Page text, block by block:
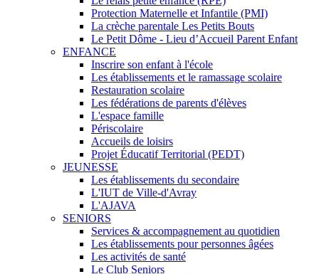
Protection Maternelle et Infantile (PMI)
La crèche parentale Les Petits Bouts
Le Petit Dôme - Lieu d’Accueil Parent Enfant
ENFANCE
Inscrire son enfant à l'école
Les établissements et le ramassage scolaire
Restauration scolaire
Les fédérations de parents d'élèves
L'espace famille
Périscolaire
Accueils de loisirs
Projet Éducatif Territorial (PEDT)
JEUNESSE
Les établissements du secondaire
L'IUT de Ville-d'Avray
L'AJAVA
SENIORS
Services & accompagnement au quotidien
Les établissements pour personnes âgées
Les activités de santé
Le Club Seniors